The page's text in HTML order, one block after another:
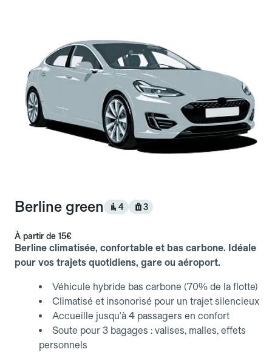
Berline green 4 3
À partir de 15€
Berline climatisée, confortable et bas carbone. Idéale
pour vos trajets quotidiens, gare ou aéroport.
Véhicule hybride bas carbone (70% de la flotte)
Climatisé et insonorisé pour un trajet silencieux
Accueille jusqu'à 4 passagers en confort
Soute pour 3 bagages : valises, malles, effets
personnels